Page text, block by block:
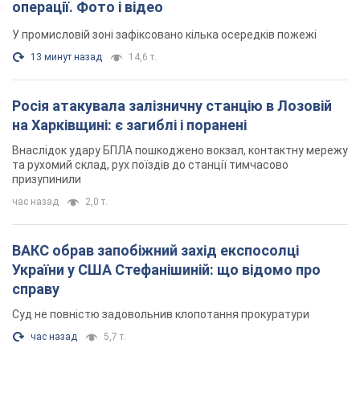
операції. Фото і відео
У промисловій зоні зафіксовано кілька осередків пожежі
13 минут назад 14,6 т.
Росія атакувала залізничну станцію в Лозовій
на Харківщині: є загиблі і поранені
Внаслідок удару БПЛА пошкоджено вокзал, контактну мережу
та рухомий склад, рух поїздів до станції тимчасово
призупинили
час назад 2,0 т.
ВАКС обрав запобіжний захід експосолці
України у США Стефанішиній: що відомо про
справу
Суд не повністю задовольнив клопотання прокуратури
час назад 5,7 т.